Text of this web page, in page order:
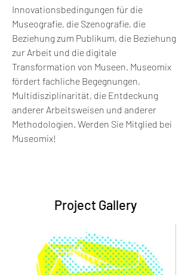
Innovationsbedingungen für die
Museografie, die Szenografie, die
Beziehung zum Publikum, die Beziehung
zur Arbeit und die digitale
Transformation von Museen. Museomix
fördert fachliche Begegnungen,
Multidisziplinarität, die Entdeckung
anderer Arbeitsweisen und anderer
Methodologien. Werden Sie Mitglied bei
Museomix!
Project Gallery